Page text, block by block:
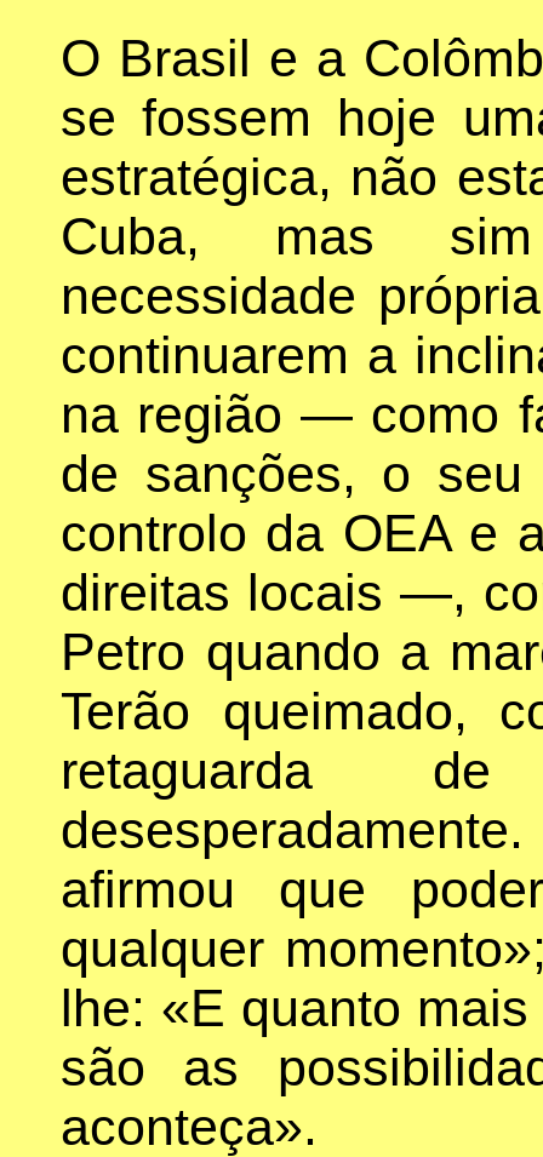
O Brasil e a
se fossem hoje
estratégica, não
Cuba, mas
necessidade
continuarem a
na região — como
de sanções, o
controlo da OEA e
direitas locais —,
Petro quando a
Terão queimado,
retaguarda
afirmou que
qualquer
lhe: «E quanto
são as
aconteça».